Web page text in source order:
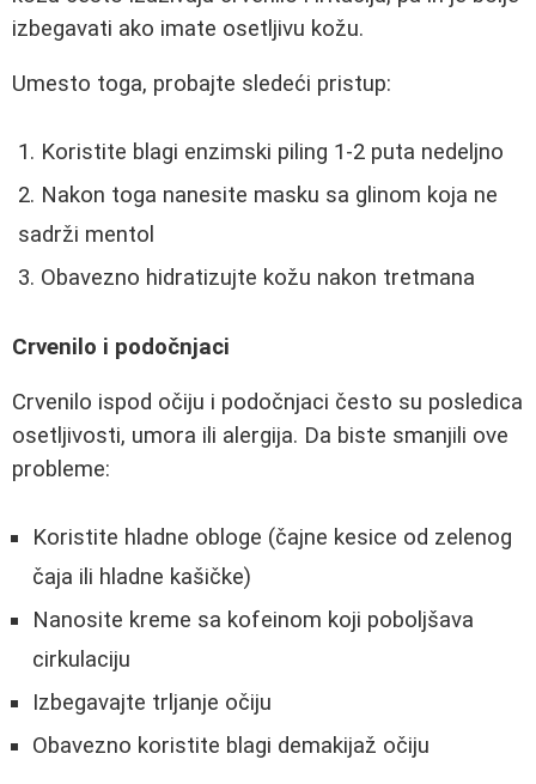
izbegavati ako imate osetljivu kožu.
Umesto toga, probajte sledeći pristup:
Koristite blagi enzimski piling 1-2 puta nedeljno
Nakon toga nanesite masku sa glinom koja ne
sadrži mentol
Obavezno hidratizujte kožu nakon tretmana
Crvenilo i podočnjaci
Crvenilo ispod očiju i podočnjaci često su posledica
osetljivosti, umora ili alergija. Da biste smanjili ove
probleme:
Koristite hladne obloge (čajne kesice od zelenog
čaja ili hladne kašičke)
Nanosite kreme sa kofeinom koji poboljšava
cirkulaciju
Izbegavajte trljanje očiju
Obavezno koristite blagi demakijaž očiju